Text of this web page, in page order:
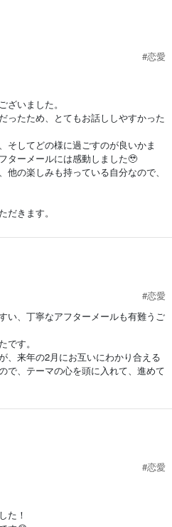
#恋愛
いました。
ったため、とてもお話ししやすかった
そしてどの様に過ごすのが良いかま
ターメールには感動しました🥹
の楽しみも持っている自分なので、
だきます。
#恋愛
い、丁寧なアフターメールも有難うご
す。
、来年の2月にお互いにわかり合える
で、テーマの心を頭に入れて、進めて
#恋愛
た！